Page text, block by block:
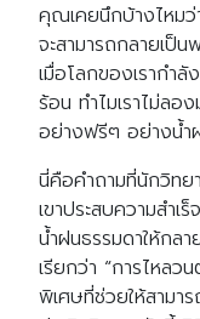
คุณเคยนึกบ้างไหม
จะสามารถกลายเป็
เมื่อโลกของเรากำ
ร้อน ทำไมเราไม่ลอ
อย่างฟรีๆ อย่างน้ำ
นี่คือคำถามที่นักวิท
เขาประสบความสำเ
น้ำฝนธรรมดาให้กล
เรียกว่า “การไหลว
พิเศษที่ช่วยให้สามา